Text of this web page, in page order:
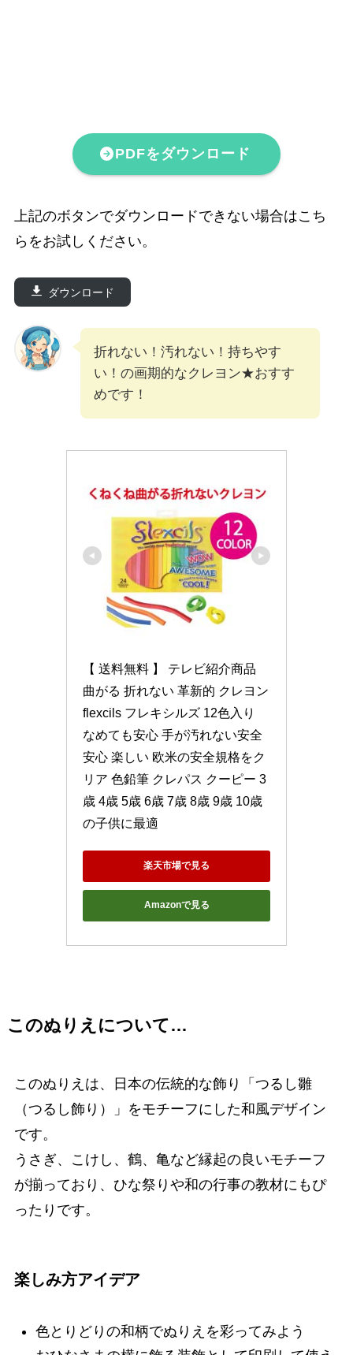
PDFをダウンロード
上記のボタンでダウンロードできない場合はこち
らをお試しください。
ダウンロード
折れない！汚れない！持ちやす
い！の画期的なクレヨン★おすす
めです！
【 送料無料 】 テレビ紹介商品
曲がる 折れない 革新的 クレヨン
flexcils フレキシルズ 12色入り
なめても安心 手が汚れない安全
安心 楽しい 欧米の安全規格をク
リア 色鉛筆 クレパス クーピー 3
歳 4歳 5歳 6歳 7歳 8歳 9歳 10歳
の子供に最適
楽天市場で見る
Amazonで見る
このぬりえについて…
このぬりえは、日本の伝統的な飾り「つるし雛
（つるし飾り）」をモチーフにした和風デザイン
です。
うさぎ、こけし、鶴、亀など縁起の良いモチーフ
が揃っており、ひな祭りや和の行事の教材にもぴ
ったりです。
楽しみ方アイデア
色とりどりの和柄でぬりえを彩ってみよう